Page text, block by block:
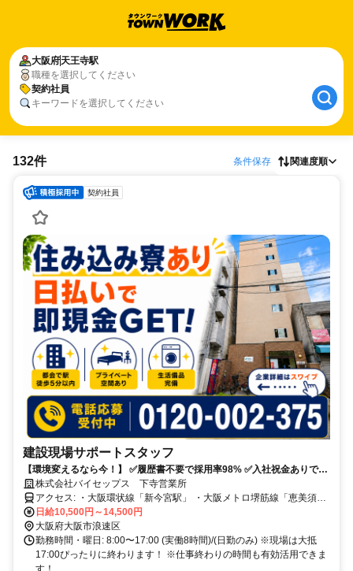
大阪府天王寺駅
職種を選択してください
契約社員
キーワードを選択してください
132件 条件保存 関連度順
契約社員
建設現場サポートスタッフ
【環境変えるなら今！】 ✅履歴書不要で採用率98% ✅入社祝金ありで3
食個室付き！
株式会社バイセップス 下寺営業所
アクセス: ・大阪環状線「新今宮駅」 ・大阪メトロ堺筋線「恵美須町
駅」徒歩4分 ・大阪メトロ谷町線「四天王寺前夕陽ヶ丘駅」徒歩9分
日給10,500円～14,500円
大阪府大阪市浪速区
勤務時間・曜日: 8:00〜17:00 (実働8時間)/(日勤のみ) ※現場は大抵
17:00ぴったりに終わります！ ※仕事終わりの時間も有効活用できま